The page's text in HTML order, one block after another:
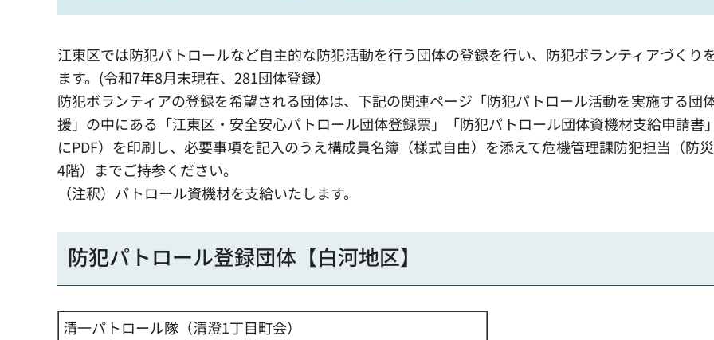
江東区では防犯パトロールなど自主的な防犯活動を行う団体の登録を行い、防犯ボランティアづくり
ます。(令和7年8月末現在、281団体登録）
防犯ボランティアの登録を希望される団体は、下記の関連ページ「防犯パトロール活動を実施する団
援」の中にある「江東区・安全安心パトロール団体登録票」「防犯パトロール団体資機材支給申請書
にPDF）を印刷し、必要事項を記入のうえ構成員名簿（様式自由）を添えて危機管理課防犯担当（防
4階）までご持参ください。
（注釈）パトロール資機材を支給いたします。
防犯パトロール登録団体【白河地区】
清一パトロール隊（清澄1丁目町会）